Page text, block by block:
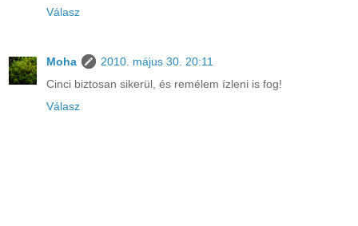
Válasz
Moha
2010. május 30. 20:11
Cinci biztosan sikerül, és remélem ízleni is fog!
Válasz